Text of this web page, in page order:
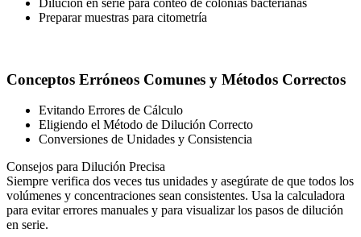
Preparar muestras para citometría
Conceptos Erróneos Comunes y Métodos Correctos
Evitando Errores de Cálculo
Eligiendo el Método de Dilución Correcto
Conversiones de Unidades y Consistencia
Consejos para Dilución Precisa
Siempre verifica dos veces tus unidades y asegúrate de que todos los
volúmenes y concentraciones sean consistentes. Usa la calculadora
para evitar errores manuales y para visualizar los pasos de dilución
en serie.